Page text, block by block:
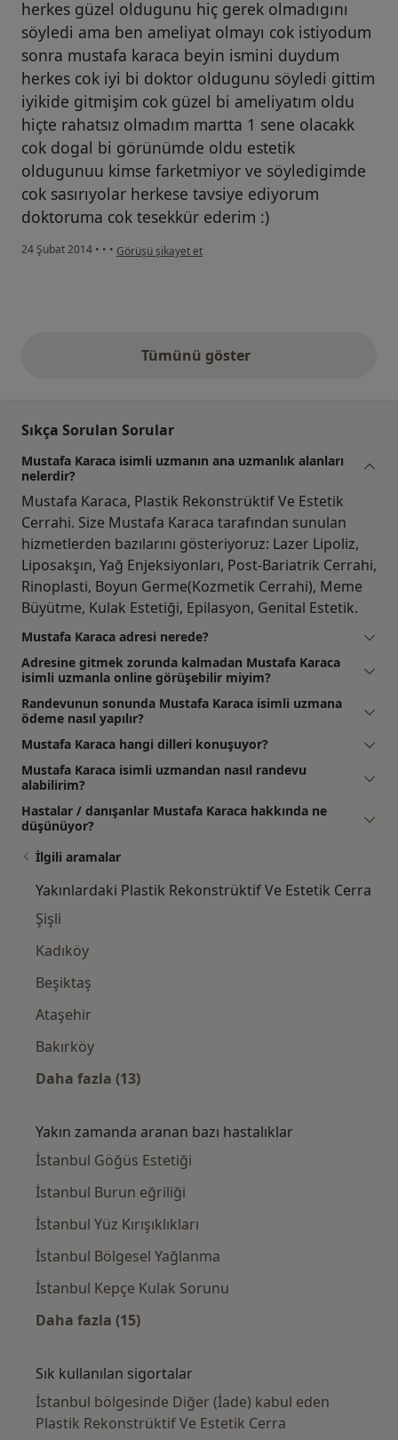
herkes güzel oldugunu hiç gerek olmadıgını
söyledi ama ben ameliyat olmayı cok istiyodum
sonra mustafa karaca beyin ismini duydum
herkes cok iyi bi doktor oldugunu söyledi gittim
iyikide gitmişim cok güzel bi ameliyatım oldu
hiçte rahatsız olmadım martta 1 sene olacakk
cok dogal bi görünümde oldu estetik
oldugunuu kimse farketmiyor ve söyledigimde
cok sasırıyolar herkese tavsiye ediyorum
doktoruma cok tesekkür ederim :)
24 Şubat 2014 • • • kullanıcının görüşüne göre ha...e
Görüşü şikayet et
Tümünü gösteryukarıdaki görüşler
Sıkça Sorulan Sorular
Mustafa Karaca isimli uzmanın ana uzmanlık alanları
nelerdir?
Mustafa Karaca, Plastik Rekonstrüktif Ve Estetik
Cerrahi. Size Mustafa Karaca tarafından sunulan
hizmetlerden bazılarını gösteriyoruz: Lazer Lipoliz,
Liposakşın, Yağ Enjeksiyonları, Post-Bariatrik Cerrahi,
Rinoplasti, Boyun Germe(Kozmetik Cerrahi), Meme
Büyütme, Kulak Estetiği, Epilasyon, Genital Estetik.
Mustafa Karaca adresi nerede?
Adresine gitmek zorunda kalmadan Mustafa Karaca
isimli uzmanla online görüşebilir miyim?
Randevunun sonunda Mustafa Karaca isimli uzmana
ödeme nasıl yapılır?
Mustafa Karaca hangi dilleri konuşuyor?
Mustafa Karaca isimli uzmandan nasıl randevu
alabilirim?
Hastalar / danışanlar Mustafa Karaca hakkında ne
düşünüyor?
İlgili aramalar
Yakınlardaki Plastik Rekonstrüktif Ve Estetik Cerra
Şişli
Kadıköy
Beşiktaş
Ataşehir
Bakırköy
Daha fazla (13)
Yakın zamanda aranan bazı hastalıklar
İstanbul Göğüs Estetiği
İstanbul Burun eğriliği
İstanbul Yüz Kırışıklıkları
İstanbul Bölgesel Yağlanma
İstanbul Kepçe Kulak Sorunu
Daha fazla (15)
Sık kullanılan sigortalar
İstanbul bölgesinde Diğer (İade) kabul eden
Plastik Rekonstrüktif Ve Estetik Cerra